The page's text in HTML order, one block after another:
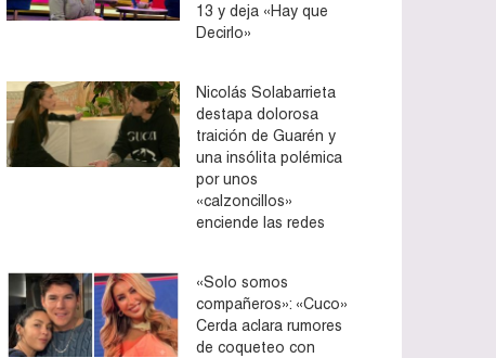
13 y deja «Hay que
Decirlo»
Nicolás Solabarrieta
destapa dolorosa
traición de Guarén y
una insólita polémica
por unos
«calzoncillos»
enciende las redes
«Solo somos
compañeros»: «Cuco»
Cerda aclara rumores
de coqueteo con